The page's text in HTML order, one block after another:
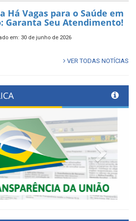
Há Vagas para o Saúde em
Garanta Seu Atendimento!
em: 30 de junho de 2026
VER TODAS NOTÍCIAS